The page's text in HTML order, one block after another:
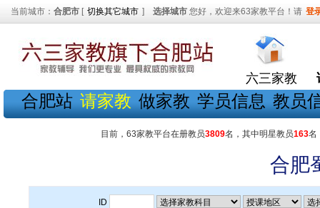
当前城市： 合肥市 [ 切换其它城市 ] 选择城市 您好，欢迎来63家教平台！请 登
六三家教
合肥站 请家教 做家教 学员信息 教员
目前，63家教平台在册教员3809名，其中明星教员163名
合肥
ID